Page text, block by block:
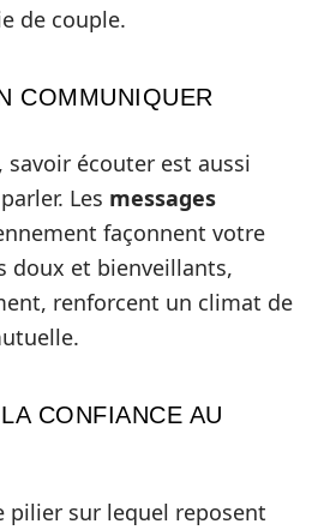
de couple.
COMMUNIQUER
savoir écouter est aussi
Les messages
façonnent votre
doux et bienveillants,
renforcent un climat de
CONFIANCE AU
pilier sur lequel reposent